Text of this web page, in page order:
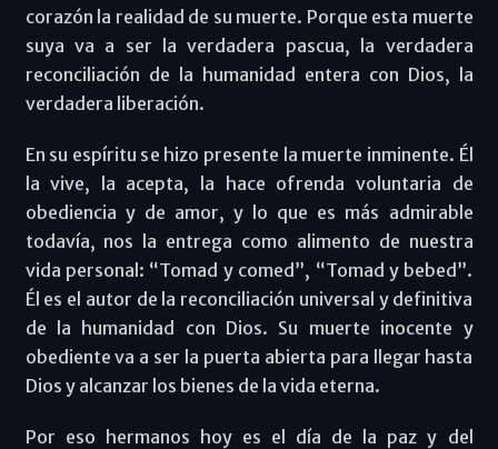
corazón la realidad de su muerte. Porque esta muerte
suya va a ser la verdadera pascua, la verdadera
reconciliación de la humanidad entera con Dios, la
verdadera liberación.
En su espíritu se hizo presente la muerte inminente. Él
la vive, la acepta, la hace ofrenda voluntaria de
obediencia y de amor, y lo que es más admirable
todavía, nos la entrega como alimento de nuestra
vida personal: “Tomad y comed”, “Tomad y bebed”.
Él es el autor de la reconciliación universal y definitiva
de la humanidad con Dios. Su muerte inocente y
obediente va a ser la puerta abierta para llegar hasta
Dios y alcanzar los bienes de la vida eterna.
Por eso hermanos hoy es el día de la paz y del